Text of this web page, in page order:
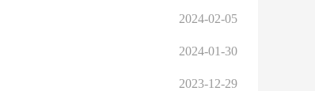
2024-02-05
2024-01-30
2023-12-29